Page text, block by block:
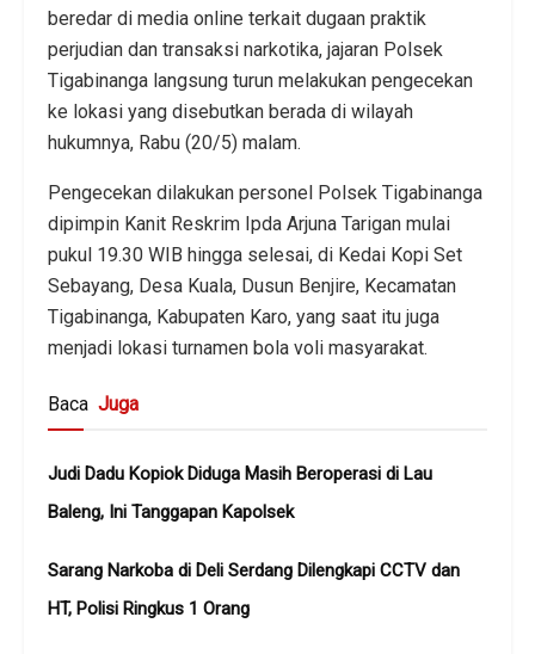
beredar di media online terkait dugaan praktik
perjudian dan transaksi narkotika, jajaran Polsek
Tigabinanga langsung turun melakukan pengecekan
ke lokasi yang disebutkan berada di wilayah
hukumnya, Rabu (20/5) malam.
Pengecekan dilakukan personel Polsek Tigabinanga
dipimpin Kanit Reskrim Ipda Arjuna Tarigan mulai
pukul 19.30 WIB hingga selesai, di Kedai Kopi Set
Sebayang, Desa Kuala, Dusun Benjire, Kecamatan
Tigabinanga, Kabupaten Karo, yang saat itu juga
menjadi lokasi turnamen bola voli masyarakat.
Baca Juga
Judi Dadu Kopiok Diduga Masih Beroperasi di Lau
Baleng, Ini Tanggapan Kapolsek
Sarang Narkoba di Deli Serdang Dilengkapi CCTV dan
HT, Polisi Ringkus 1 Orang